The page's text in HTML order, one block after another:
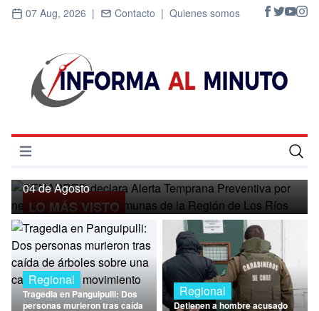
07 Aug, 2026 | Contacto | Quienes somos
Abrir menú
Inicio
Cultura
Deportes
Economía
Entrevistas
LO MÁS VISTO
Regional
SENAPRED declara Alerta Temprana
Preventiva por nevadas para ocho
04 de Agosto
Regional
Tragedia en Panguipulli: Dos
personas murieron tras caída
Regional
Detienen a hombre acusado